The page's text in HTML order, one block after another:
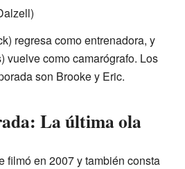
regresa como entrenadora, y
vuelve como camarógrafo. Los
son Brooke y Eric.
La última ola
filmó en 2007 y también consta